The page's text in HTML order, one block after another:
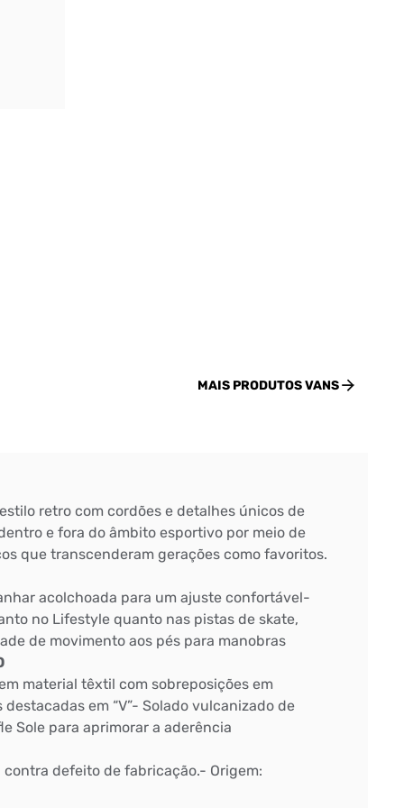
MAIS PRODUTOSVANS
retro com cordões e detalhes únicos de
e fora do âmbito esportivo por meio de
que transcenderam gerações como favoritos.
acolchoada para um ajuste confortável-
no Lifestyle quanto nas pistas de skate,
de movimento aos pés para manobras
material têxtil com sobreposições em
em “V”- Solado vulcanizado de
Sole para aprimorar a aderência
defeito de fabricação.- Origem: